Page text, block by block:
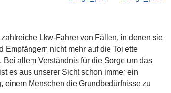
Lkw-Fahrer von Fällen, in denen sie
Empfängern nicht mehr auf die Toilette
allem Verständnis für die Sorge um das
es aus unserer Sicht schon immer ein
einem Menschen die Grundbedürfnisse zu